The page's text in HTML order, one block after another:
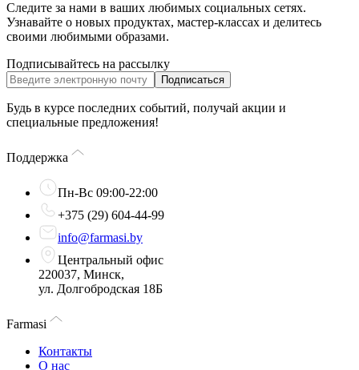
Следите за нами в ваших любимых социальных сетях.
Узнавайте о новых продуктах, мастер-классах и делитесь
своими любимыми образами.
Подписывайтесь на рассылку
Подписаться
Будь в курсе последних событий, получай акции и
специальные предложения!
Поддержка
Пн-Вс 09:00-22:00
+375 (29) 604-44-99
info@farmasi.by
Центральный офис
220037, Минск,
ул. Долгобродская 18Б
Farmasi
Контакты
О нас